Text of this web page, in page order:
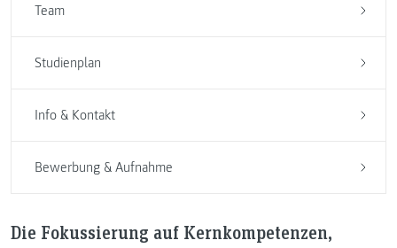
Die Fokussierung auf Kernkompetenzen,
Team
Studienplan
Info & Kontakt
Bewerbung & Aufnahme